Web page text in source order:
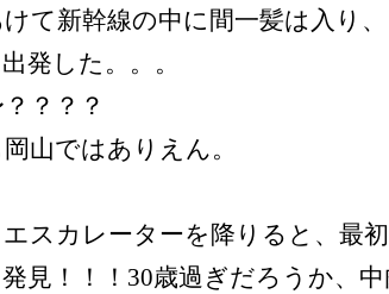
て新幹線の中に間一髪は入り、
発した。。。
？？？
山ではありえん。
スカレーターを降りると、最
見！！！30歳過ぎだろうか、